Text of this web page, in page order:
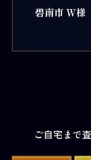
碧南市 Ｗ様
ご自宅まで